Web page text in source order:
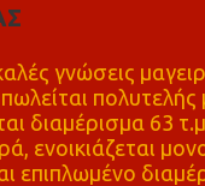
γνώσεις
πολυτελής
διαμέρισμα 63 τ.μ
ενοικιάζεται
επιπλωμένο